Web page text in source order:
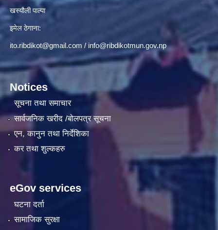
खस्यौली पाल्पा
इमेल ठेगाना:
ito.ribdikot@gmail.com / info@ribdikotmun.gov.np
Notices
सूचना तथा समाचार
सार्वजनिक खरीद /बोलपत्र सूचना
एन, कानुन तथा निर्देशिका
कर तथा शुल्कहरु
eGov services
घटना दर्ता
सामाजिक सुरक्षा